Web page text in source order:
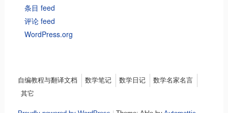
条目 feed
评论 feed
WordPress.org
Menu
自编教程与翻译文档 数学笔记 数学日记
数学名家名言
其它